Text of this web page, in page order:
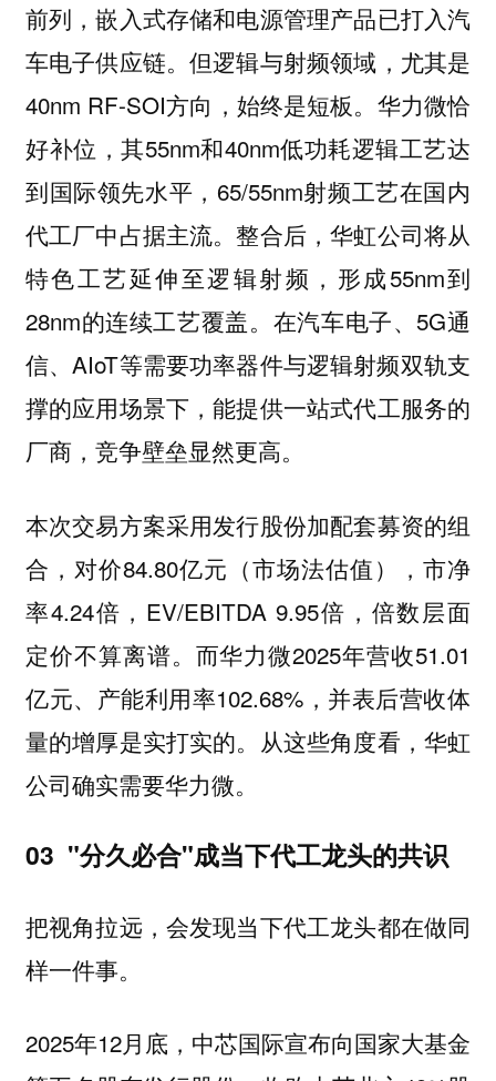
前列，嵌入式存储和电源管理产品已打入汽
车电子供应链。但逻辑与射频领域，尤其是
40nm RF-SOI方向，始终是短板。华力微恰
好补位，其55nm和40nm低功耗逻辑工艺达
到国际领先水平，65/55nm射频工艺在国内
代工厂中占据主流。整合后，华虹公司将从
特色工艺延伸至逻辑射频，形成55nm到
28nm的连续工艺覆盖。在汽车电子、5G通
信、AIoT等需要功率器件与逻辑射频双轨支
撑的应用场景下，能提供一站式代工服务的
厂商，竞争壁垒显然更高。
本次交易方案采用发行股份加配套募资的组
合，对价84.80亿元（市场法估值），市净
率4.24倍，EV/EBITDA 9.95倍，倍数层面
定价不算离谱。而华力微2025年营收51.01
亿元、产能利用率102.68%，并表后营收体
量的增厚是实打实的。从这些角度看，华虹
公司确实需要华力微。
03 "分久必合"成当下代工龙头的共识
把视角拉远，会发现当下代工龙头都在做同
样一件事。
2025年12月底，中芯国际宣布向国家大基金